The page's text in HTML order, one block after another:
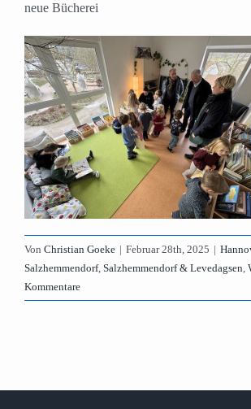
neue Bücherei
Von Christian Goeke | Februar 28th, 2025 |
Salzhemmendorf, Salzhemmendorf & Levedagsen,
Kommentare